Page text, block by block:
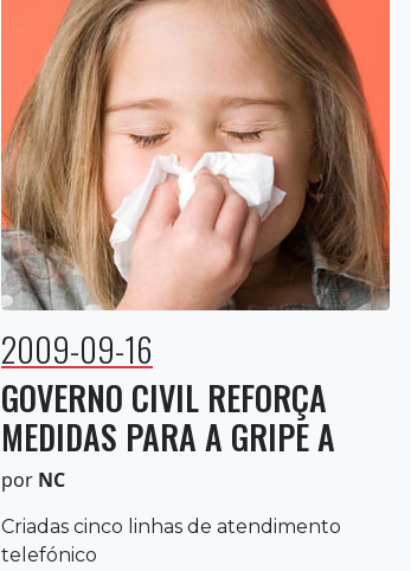
2009-09-16
GOVERNO CIVIL REFORÇA
MEDIDAS PARA A GRIPE A
por NC
Criadas cinco linhas de atendimento
telefónico